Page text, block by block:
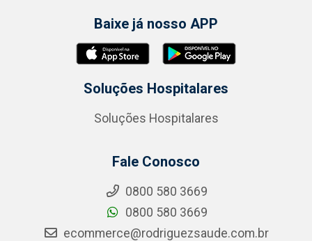
Baixe já nosso APP
Soluções Hospitalares
Soluções Hospitalares
Fale Conosco
0800 580 3669
0800 580 3669
ecommerce@rodriguezsaude.com.br